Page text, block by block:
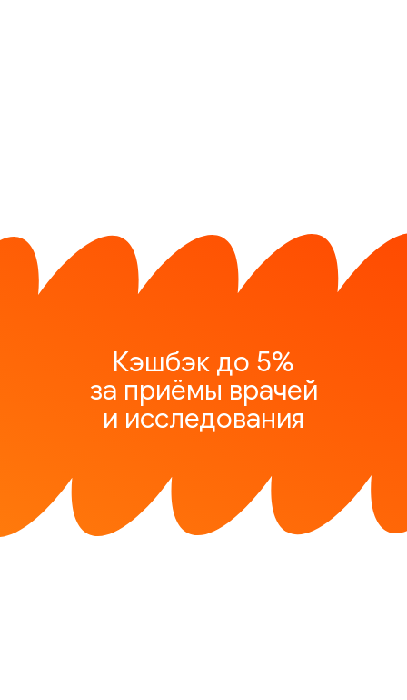
Кэшбэк до 5%
за приёмы врачей
и исследования